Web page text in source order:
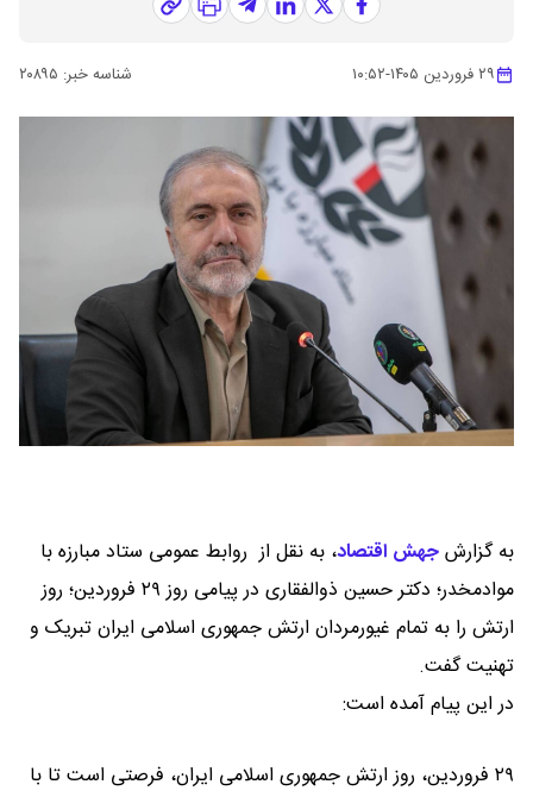
۲۹ فروردین ۱۴۰۵ -۱۰:۵۲ شناسه خبر: ۲۰۸۹۵
به گزارشجهش اقتصاد، به نقل از روابط عمومی ستاد مبارزه با
موادمخدر؛ دکتر حسین ذوالفقاری در پیامی روز ۲۹ فروردین؛ روز
ارتش را به تمام غیورمردان ارتش جمهوری اسلامی ایران تبریک و
تهنیت گفت.
در این پیام آمده است:
۲۹ فروردین، روز ارتش جمهوری اسلامی ایران، فرصتی است تا با